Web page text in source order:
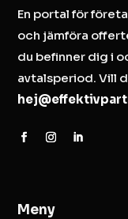
En portal för
och jämföra
du befinner dig i
avtalsperiod. Vill
Meny